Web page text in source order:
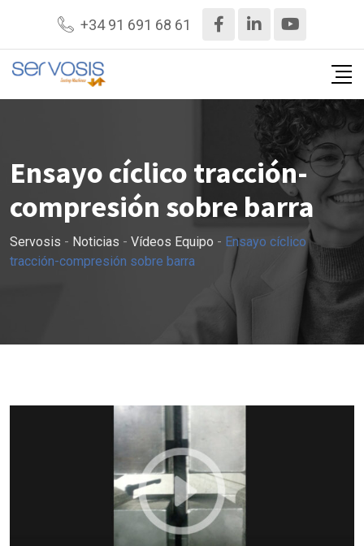
contenido
+34 91 691 68 61
Ensayo cíclico tracción-
compresión sobre barra
Servosis - Noticias - Vídeos Equipo - Ensayo cíclico
tracción-compresión sobre barra